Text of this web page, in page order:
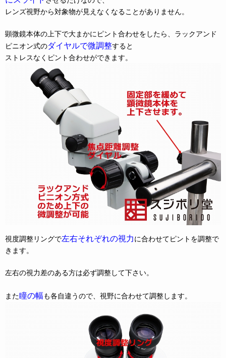
レンズ視野から対象物が見えなくなることがありません。
顕微鏡本体の上下で大まかにピント合わせをしたら、ラックアンド
ピニオン式のダイヤルで微調整すると
ストレスなくピント合わせができます。
視度調整リングで左右それぞれの視力に合わせてピントを調整で
きます。
左右の視力差のある方は必ず調整して下さい。
また瞳の幅も各自違うので、視野に合わせて調整します。